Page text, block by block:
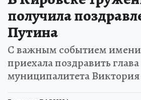
получила
Путина
С важным событием
приехала поздравить глава
муниципалитета Виктория